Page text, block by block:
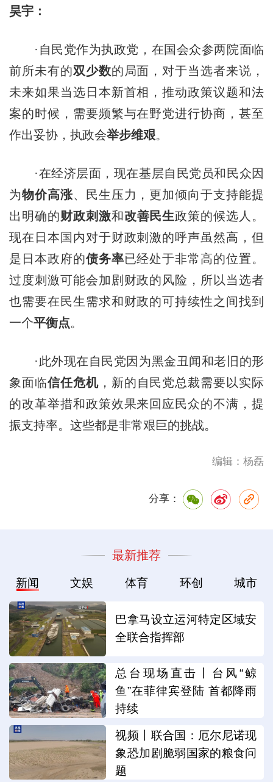
昊宇：
·自民党作为执政党，在国会众参两院面临
前所未有的双少数的局面，对于当选者来说，
未来如果当选日本新首相，推动政策议题和法
案的时候，需要频繁与在野党进行协商，甚至
作出妥协，执政会举步维艰。
·在经济层面，现在基层自民党员和民众因
为物价高涨、民生压力，更加倾向于支持能提
出明确的财政刺激和改善民生政策的候选人。
现在日本国内对于财政刺激的呼声虽然高，但
是日本政府的债务率已经处于非常高的位置。
过度刺激可能会加剧财政的风险，所以当选者
也需要在民生需求和财政的可持续性之间找到
一个平衡点。
·此外现在自民党因为黑金丑闻和老旧的形
象面临信任危机，新的自民党总裁需要以实际
的改革举措和政策效果来回应民众的不满，提
振支持率。这些都是非常艰巨的挑战。
编辑：杨磊
分享：
最新推荐
新闻 文娱 体育 环创 城市
巴拿马设立运河特定区域安
全联合指挥部
总台现场直击丨台风“鲸
鱼”在菲律宾登陆 首都降雨
持续
视频丨联合国：厄尔尼诺现
象恐加剧脆弱国家的粮食问
题